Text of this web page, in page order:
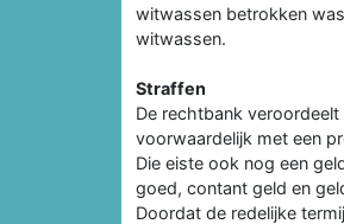
witwassen betrokken
witwassen.
Straffen
De rechtbank
voorwaardelijk met een
Die eiste ook nog een
goed, contant geld en
Doordat de redelijke